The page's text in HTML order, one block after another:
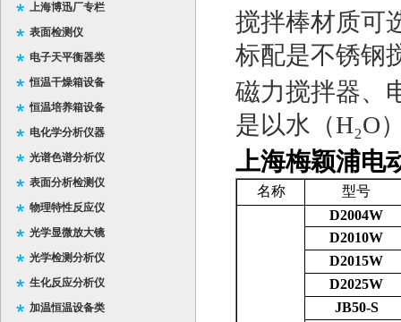
上海博迅厂专栏
表面检测仪
电子天平衡器类
恒温干燥箱设备
恒温培养箱设备
电化学分析仪器
光谱色谱分析仪
表面分析检测仪
物理特性反应仪
光学显微放大镜
光学检测分析仪
生化反应分析仪
加温恒温设备类
搅拌棒材质可
标配是不锈钢
磁力搅拌器、
是以水（H₂O
上海梅颖浦电
名称 型号
D2004W
D2010W
D2015W
D2025W
JB50-S